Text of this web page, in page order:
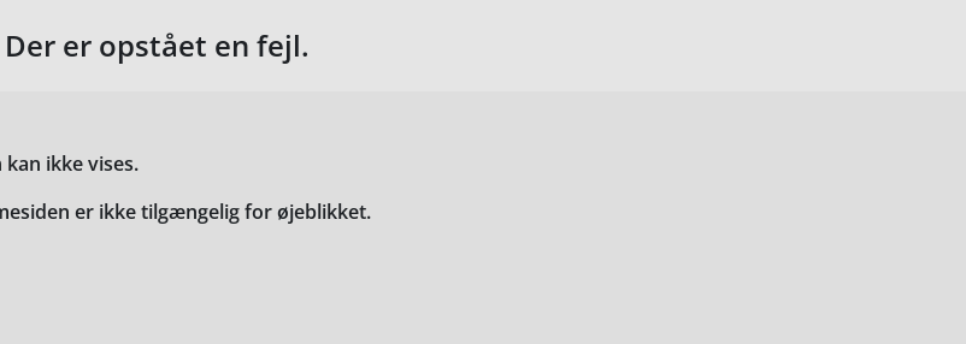
Der er opstået en fejl.
kan ikke vises.
er ikke tilgængelig for øjeblikket.